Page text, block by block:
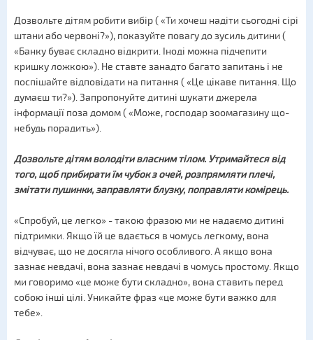
Дозвольте дітям робити вибір ( «Ти хочеш надіти сьогодні сірі
штани або червоні?»), показуйте повагу до зусиль дитини (
«Банку буває складно відкрити. Іноді можна підчепити
кришку ложкою»). Не ставте занадто багато запитань і не
поспішайте відповідати на питання ( «Це цікаве питання. Що
думаєш ти?»). Запропонуйте дитині шукати джерела
інформації поза домом ( «Може, господар зоомагазину що-
небудь порадить»).
Дозвольте дітям володіти власним тілом. Утримайтеся від
того, щоб прибирати їм чубок з очей, розпрямлятиплечі,
змітатипушинки, заправляти блузку, поправляти комірець.
«Спробуй, це легко» - такою фразою ми не надаємо дитині
підтримки. Якщо їй це вдається в чомусь легкому, вона
відчуває, що не досягла нічого особливого. А якщо вона
зазнає невдачі, вона зазнає невдачі в чомусь простому. Якщо
ми говоримо «це може бути складно», вона ставить перед
собою інші цілі. Уникайте фраз «це може бути важко для
тебе».